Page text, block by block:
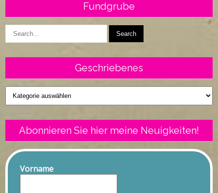
Fundgrube
Geschriebenes
Geschriebenes
Abonnieren Sie hier meine Neuigkeiten!
Vorname